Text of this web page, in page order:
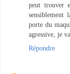
peut trouver
porte du
agressive, je
Répondre